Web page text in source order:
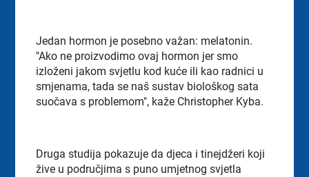
Jedan hormon je posebno važan: melatonin.
"Ako ne proizvodimo ovaj hormon jer smo
izloženi jakom svjetlu kod kuće ili kao radnici u
smjenama, tada se naš sustav biološkog sata
suočava s problemom", kaže Christopher Kyba.
Druga studija pokazuje da djeca i tinejdžeri koji
žive u područjima s puno umjetnog svjetla